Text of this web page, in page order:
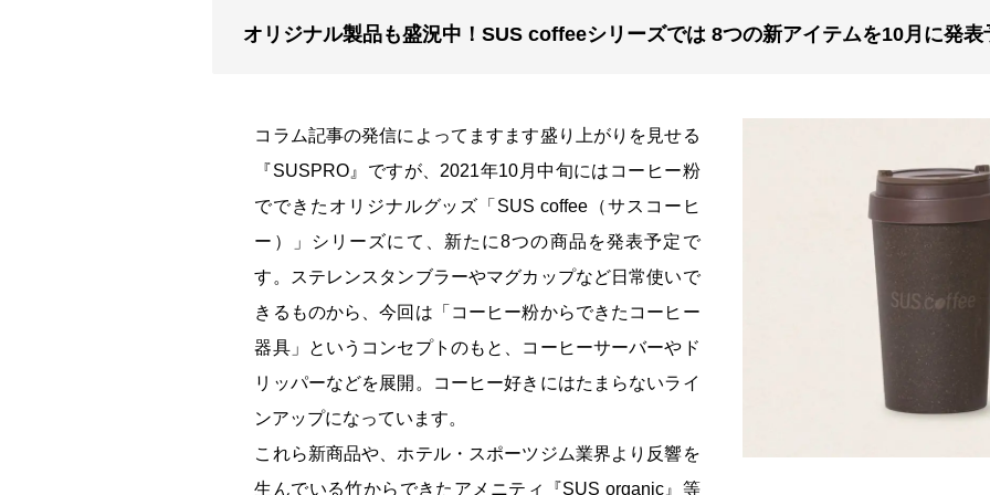
オリジナル製品も盛況中！SUS coffeeシリーズでは 8つの新アイテムを10月に発表
コラム記事の発信によってますます盛り上がりを見せる
『SUSPRO』ですが、2021年10月中旬にはコーヒー粉
でできたオリジナルグッズ「SUS coffee（サスコーヒ
ー）」シリーズにて、新たに8つの商品を発表予定で
す。ステレンスタンブラーやマグカップなど日常使いで
きるものから、今回は「コーヒー粉からできたコーヒー
器具」というコンセプトのもと、コーヒーサーバーやド
リッパーなどを展開。コーヒー好きにはたまらないライ
ンアップになっています。
これら新商品や、ホテル・スポーツジム業界より反響を
生んでいる竹からできたアメニティ『SUS organic』等